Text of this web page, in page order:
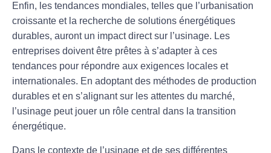
Enfin, les tendances mondiales, telles que l’urbanisation
croissante et la recherche de solutions énergétiques
durables, auront un impact direct sur l’usinage. Les
entreprises doivent être prêtes à s’adapter à ces
tendances pour répondre aux exigences locales et
internationales. En adoptant des méthodes de production
durables et en s’alignant sur les attentes du marché,
l’usinage peut jouer un rôle central dans la transition
énergétique.
Dans le contexte de l’usinage et de ses différentes